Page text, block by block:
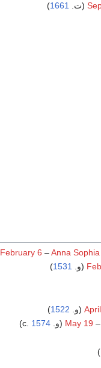
(ت. 1661
)
February 6 –Anna
1531
)
1522
)
May 19 –
1574
)
)